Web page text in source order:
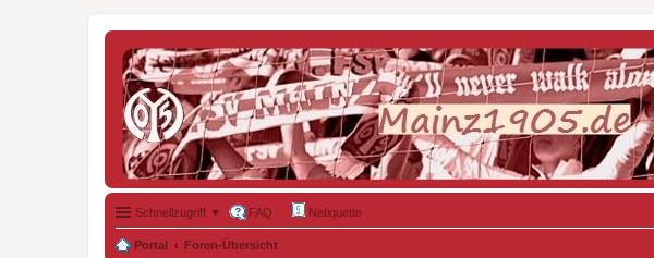
Schnellzugriff ▼ FAQ Netiquette
Portal Foren-Übersicht